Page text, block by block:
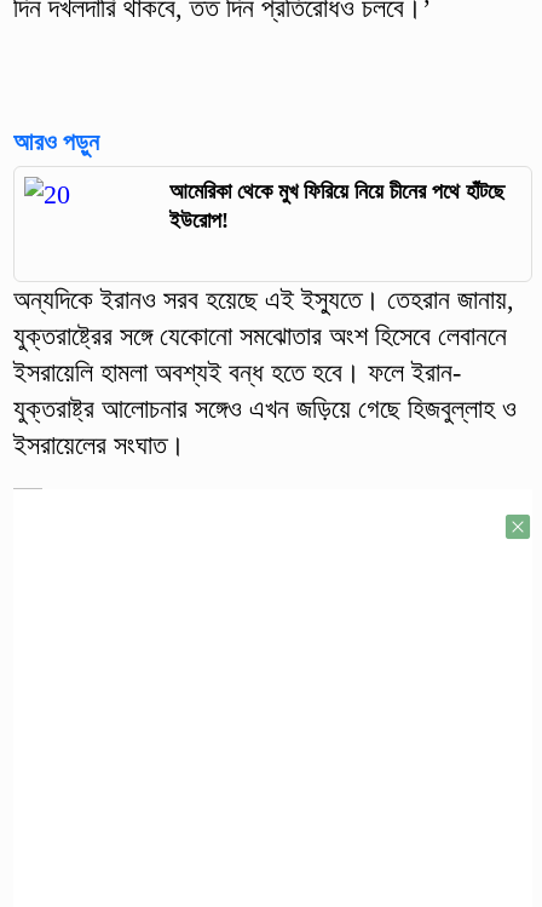
দিন দখলদারি থাকবে, তত দিন প্রতিরোধও চলবে।’
আরও পড়ুন
আমেরিকা থেকে মুখ ফিরিয়ে নিয়ে চীনের পথে হাঁটছে
ইউরোপ!
অন্যদিকে ইরানও সরব হয়েছে এই ইস্যুতে। তেহরান জানায়,
যুক্তরাষ্ট্রের সঙ্গে যেকোনো সমঝোতার অংশ হিসেবে লেবাননে
ইসরায়েলি হামলা অবশ্যই বন্ধ হতে হবে। ফলে ইরান-
যুক্তরাষ্ট্র আলোচনার সঙ্গেও এখন জড়িয়ে গেছে হিজবুল্লাহ ও
ইসরায়েলের সংঘাত।